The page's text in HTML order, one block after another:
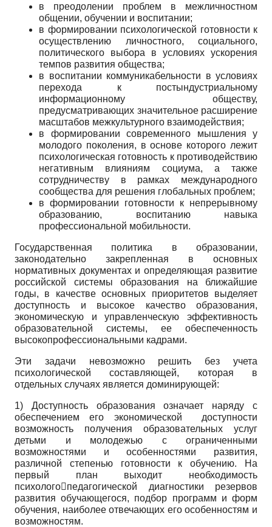
в преодолении проблем в межличностном
общении, обучении и воспитании;
в формировании психологической готовности к
осуществлению личностного, социального,
политического выбора в условиях ускорения
темпов развития общества;
в воспитании коммуникабельности в условиях
перехода к постындустриальному
информационному обществу,
предусматривающих значительное расширение
масштабов межкультурного взаимодействия;
в формировании современного мышления у
молодого поколения, в основе которого лежит
психологическая готовность к противодействию
негативным влияниям социума, а также
сотрудничеству в рамках международного
сообщества для решения глобальных проблем;
в формировании готовности к непрерывному
образованию, воспитанию навыка
профессиональной мобильности.
Государственная политика в образовании,
законодательно закрепленная в основных
нормативных документах и определяющая развитие
российской системы образования на ближайшие
годы, в качестве основных приоритетов выделяет
доступность и высокое качество образования,
экономическую и управленческую эффективность
образовательной системы, ее обеспеченность
высокопрофессиональными кадрами.
Эти задачи невозможно решить без учета
психологической составляющей, которая в
отдельных случаях является доминирующей:
1) Доступность образования означает наряду с
обеспечением его экономической доступности
возможность получения образовательных услуг
детьми и молодежью с ограниченными
возможностями и особенностями развития,
различной степенью готовности к обучению. На
первый план выходит необходимость
психологопедагогической диагностики резервов
развития обучающегося, подбор программ и форм
обучения, наиболее отвечающих его особенностям и
возможностям.